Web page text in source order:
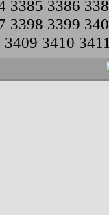
3385 3386
3398 3399
3409 3410